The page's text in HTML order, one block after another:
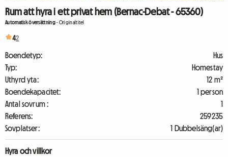
Rum att hyra i ett privat hem (Bernac-Debat - 65360)
Automatisk översättning-Originaltitel
42
Boendetyp:
Hus
Typ:
Homestay
Uthyrd yta:
12 m²
Boendekapacitet:
1 person
Antal sovrum :
1
Referens:
259235
Sovplatser:
1 Dubbelsäng(ar)
Hyra och villkor